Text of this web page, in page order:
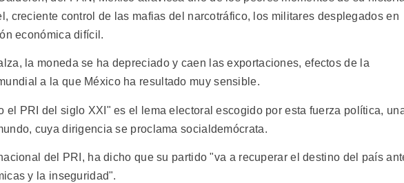
creciente control de las mafias del narcotráfico, los militares desplegados en
económica difícil.
la moneda se ha depreciado y caen las exportaciones, efectos de la
a la que México ha resultado muy sensible.
el PRI del siglo XXI" es el lema electoral escogido por esta fuerza política,
cuya dirigencia se proclama socialdemócrata.
del PRI, ha dicho que su partido "va a recuperar el destino del país
y la inseguridad".